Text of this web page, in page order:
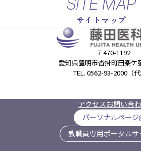
サイトマップ
〒470-1192
愛知県豊明市沓掛町田楽ケ
TEL. 0562-93-2000（代
アクセスお問い合
パーソナルページ
教職員専用ポータルサ